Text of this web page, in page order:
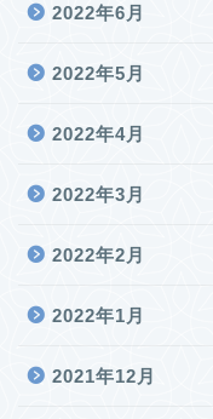
2022年6月
2022年5月
2022年4月
2022年3月
2022年2月
2022年1月
2021年12月